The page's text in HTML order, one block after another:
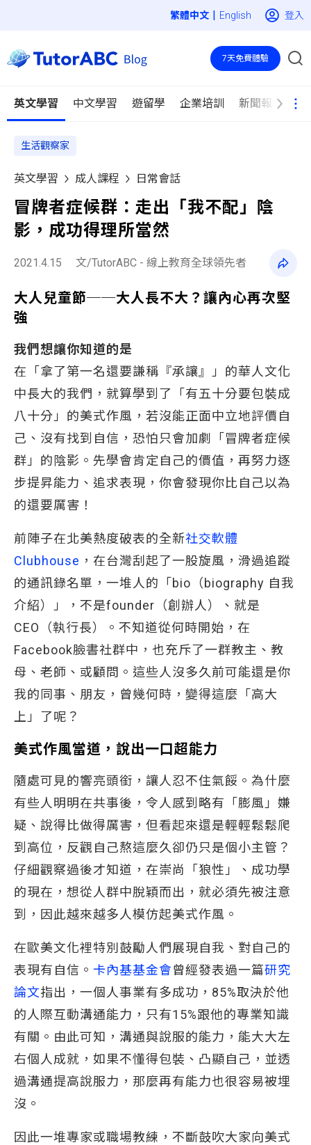
| English 登入
英文學習 中文學習 遊留學 企業培訓 新聞報導
7天免費體驗
生活觀察家
英文學習 成人課程 日常會話
冒牌者症候群：走出「我不配」陰
影，成功得理所當然
2021.4.15 文/TutorABC - 線上教育全球領先者
大人兒童節──大人長不大？讓內心再次堅
強
我們想讓你知道的是
在「拿了第一名還要謙稱『承讓』」的華人文化
中長大的我們，就算學到了「有五十分要包裝成
八十分」的美式作風，若沒能正面中立地評價自
己、沒有找到自信，恐怕只會加劇「冒牌者症候
群」的陰影。先學會肯定自己的價值，再努力逐
步提昇能力、追求表現，你會發現你比自己以為
的還要厲害！
前陣子在北美熱度破表的全新社交軟體
Clubhouse ，在台灣刮起了一股旋風，滑過追蹤
的通訊錄名單，一堆人的「bio（biography 自我
介紹）」，不是founder（創辦人）、就是
CEO（執行長）。不知道從何時開始，在
Facebook臉書社群中，也充斥了一群教主、教
母、老師、或顧問。這些人沒多久前可能還是你
我的同事、朋友，曾幾何時，變得這麼「高大
上」了呢？
美式作風當道，說出一口超能力
隨處可見的響亮頭銜，讓人忍不住氣餒。為什麼
有些人明明在共事後，令人感到略有「膨風」嫌
疑、說得比做得厲害，但看起來還是輕輕鬆鬆爬
到高位，反觀自己熬這麼久卻仍只是個小主管？
仔細觀察過後才知道，在崇尚「狼性」、成功學
的現在，想從人群中脫穎而出，就必須先被注意
到，因此越來越多人模仿起美式作風。
在歐美文化裡特別鼓勵人們展現自我、對自己的
表現有自信。 卡內基基金會曾經發表過一篇研究
論文指出，一個人事業有多成功，85%取決於他
的人際互動溝通能力，只有15%跟他的專業知識
有關。由此可知，溝通與說服的能力，能大大左
右個人成就，如果不懂得包裝、凸顯自己，並透
過溝通提高說服力，那麼再有能力也很容易被埋
沒。
因此一堆專家或職場教練，不斷鼓吹大家向美式